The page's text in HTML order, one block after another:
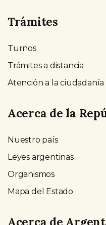
Trámites
Turnos
Trámites a distancia
Atención a la ciudadanía
Acerca de la
Nuestro país
Leyes argentinas
Organismos
Mapa del Estado
Acerca de